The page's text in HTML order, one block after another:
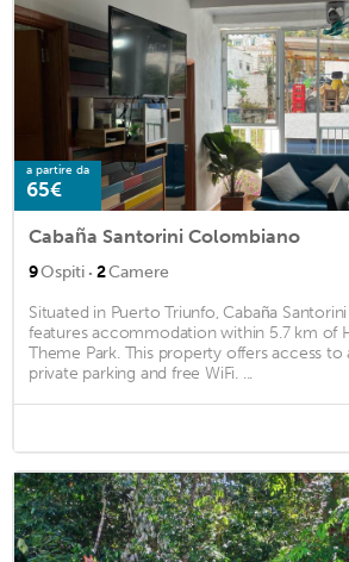
a partire da
65€
Cabaña Santorini Colombiano
9Ospiti · 2Camere
Situated in Puerto Triunfo, Cabaña
features accommodation within 5.7 km of
Theme Park. This property offers access to
private parking and free WiFi. ...